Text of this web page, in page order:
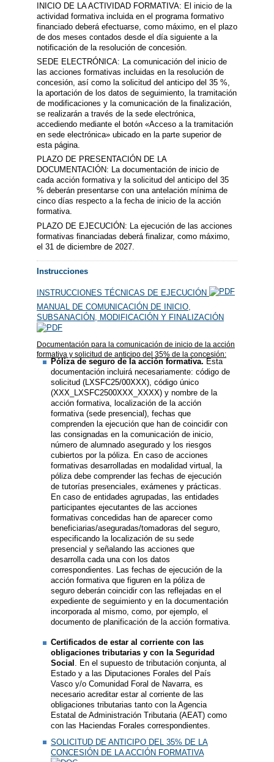
INICIO DE LA ACTIVIDAD FORMATIVA: El inicio de la
actividad formativa incluida en el programa formativo
financiado deberá efectuarse, como máximo, en el plazo
de dos meses contados desde el día siguiente a la
notificación de la resolución de concesión.
SEDE ELECTRÓNICA: La comunicación del inicio de
las acciones formativas incluidas en la resolución de
concesión, así como la solicitud del anticipo del 35 %,
la aportación de los datos de seguimiento, la tramitación
de modificaciones y la comunicación de la finalización,
se realizarán a través de la sede electrónica,
accediendo mediante el botón «Acceso a la tramitación
en sede electrónica» ubicado en la parte superior de
esta página.
PLAZO DE PRESENTACIÓN DE LA
DOCUMENTACIÓN: La documentación de inicio de
cada acción formativa y la solicitud del anticipo del 35
% deberán presentarse con una antelación mínima de
cinco días respecto a la fecha de inicio de la acción
formativa.
PLAZO DE EJECUCIÓN: La ejecución de las acciones
formativas financiadas deberá finalizar, como máximo,
el 31 de diciembre de 2027.
Instrucciones
INSTRUCCIONES TÉCNICAS DE EJECUCIÓN
MANUAL DE COMUNICACIÓN DE INICIO,
SUBSANACIÓN, MODIFICACIÓN Y FINALIZACIÓN
Documentación para la comunicación de inicio de la acción
formativa y solicitud de anticipo del 35% de la concesión:
Póliza de seguro de la acción formativa. Esta
documentación incluirá necesariamente: código de
solicitud (LXSFC25/00XXX), código único
(XXX_LXSFC2500XXX_XXXX) y nombre de la
acción formativa, localización de la acción
formativa (sede presencial), fechas que
comprenden la ejecución que han de coincidir con
las consignadas en la comunicación de inicio,
número de alumnado asegurado y los riesgos
cubiertos por la póliza. En caso de acciones
formativas desarrolladas en modalidad virtual, la
póliza debe comprender las fechas de ejecución
de tutorías presenciales, exámenes y prácticas.
En caso de entidades agrupadas, las entidades
participantes ejecutantes de las acciones
formativas concedidas han de aparecer como
beneficiarias/aseguradas/tomadoras del seguro,
especificando la localización de su sede
presencial y señalando las acciones que
desarrolla cada una con los datos
correspondientes. Las fechas de ejecución de la
acción formativa que figuren en la póliza de
seguro deberán coincidir con las reflejadas en el
expediente de seguimiento y en la documentación
incorporada al mismo, como, por ejemplo, el
documento de planificación de la acción formativa.
Certificados de estar al corriente con las
obligaciones tributarias y con la Seguridad
Social . En el supuesto de tributación conjunta, al
Estado y a las Diputaciones Forales del País
Vasco y/o Comunidad Foral de Navarra, es
necesario acreditar estar al corriente de las
obligaciones tributarias tanto con la Agencia
Estatal de Administración Tributaria (AEAT) como
con las Haciendas Forales correspondientes.
SOLICITUD DE ANTICIPO DEL 35% DE LA
CONCESIÓN DE LA ACCIÓN FORMATIVA